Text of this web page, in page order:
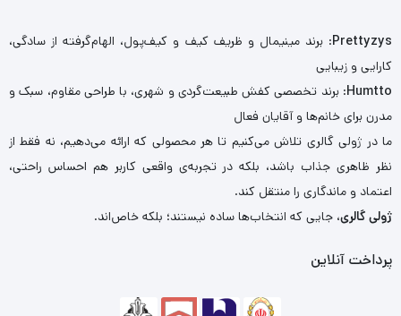
Prettyzys: برند مینیمال و ظریف کیف و کیف‌پول، الهام‌گرفته از سادگی،
کارایی و زیبایی
Humtto: برند تخصصی کفش طبیعت‌گردی و شهری، با طراحی مقاوم، سبک و
مدرن برای خانم‌ها و آقایان فعال
ما در ژولی گالری تلاش می‌کنیم تا هر محصولی که ارائه می‌دهیم، نه فقط از
نظر ظاهری جذاب باشد، بلکه در تجربه‌ی واقعی کاربر هم احساس راحتی،
اعتماد و ماندگاری را منتقل کند.
ژولی گالری، جایی که انتخاب‌ها ساده نیستند؛ بلکه خاص‌اند.
پرداخت آنلاین